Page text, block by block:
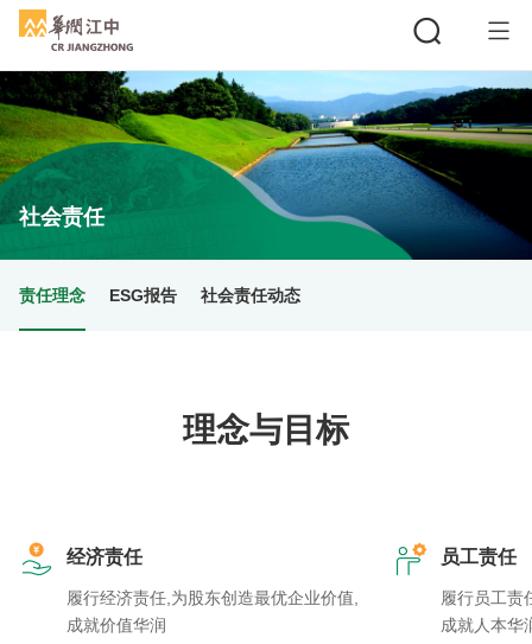
搜索
社会责任
责任理念 ESG报告 社会责任动态
理念与目标
经济责任
履行经济责任,为股东创造最优企业价值,
成就价值华润
员工责任
履行员工责
成就人本华